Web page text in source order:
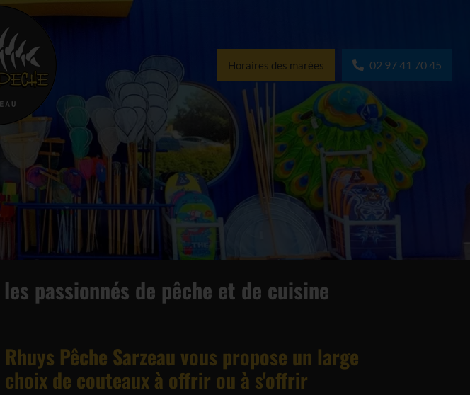
Horaires des marées 02 97 41 70 45
passionnés de pêche et de cuisine
Rhuys Pêche Sarzeau vous propose un large
choix de couteaux à offrir ou à s'offrir